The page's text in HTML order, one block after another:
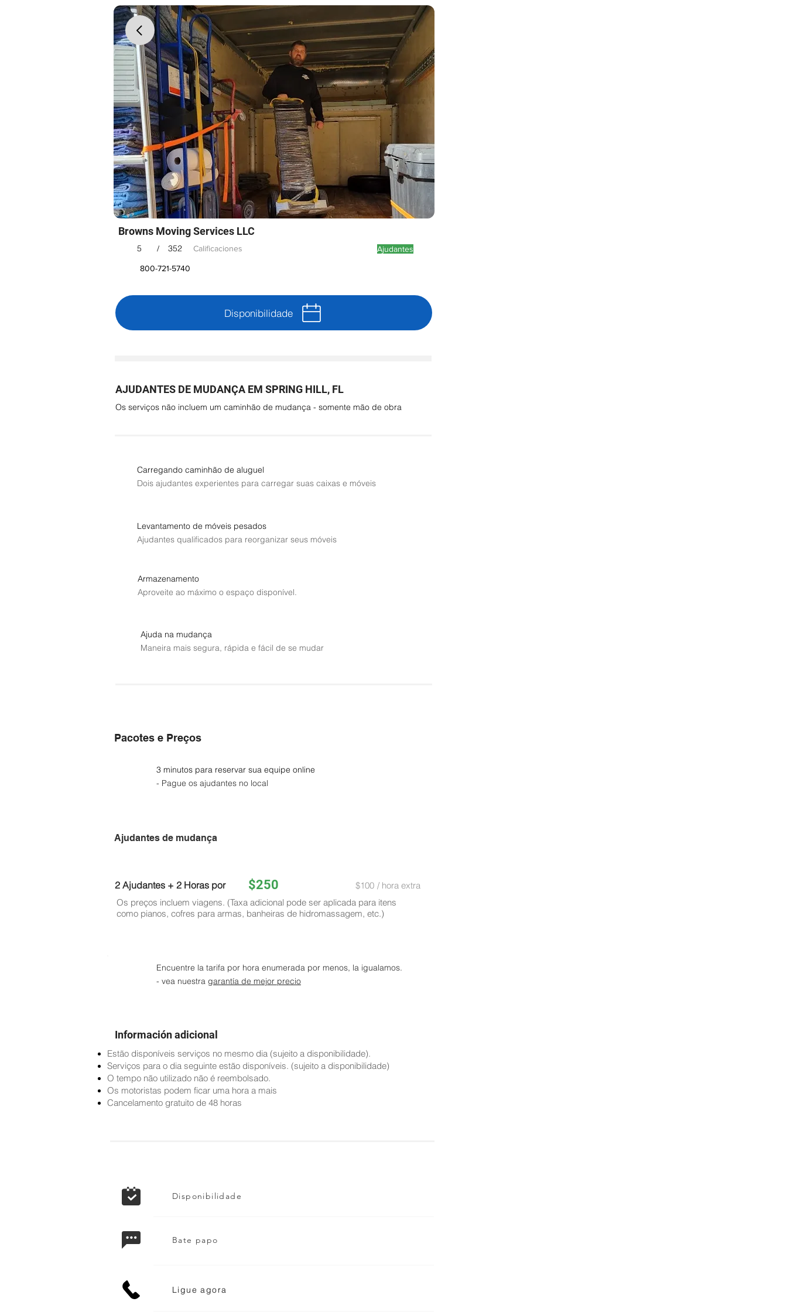
Browns Moving Services LLC
5 / 352 Calificaciones Ajudantes
800-721-5740
Disponibilidade
AJUDANTES DE MUDANÇA EM SPRING HILL, FL
Os serviços não incluem um caminhão de mudança - somente mão de obra
Carregando caminhão de aluguel
Dois ajudantes experientes para carregar suas caixas e móveis
Levantamento de móveis pesados
Ajudantes qualificados para reorganizar seus móveis
Armazenamento
Aproveite ao máximo o espaço disponível.
Ajuda na mudança
Maneira mais segura, rápida e fácil de se mudar
Pacotes e Preços
3 minutos para reservar sua equipe online
- Pague os ajudantes no local
Ajudantes de mudança
2 Ajudantes + 2 Horas por $250 $100 / hora extra
Os preços incluem viagens. (Taxa adicional pode ser aplicada para itens
como pianos, cofres para armas, banheiras de hidromassagem, etc.)
Encuentre la tarifa por hora enumerada por menos, la igualamos.
- vea nuestra garantía de mejor precio
Información adicional
Estão disponíveis serviços no mesmo dia (sujeito a disponibilidade).
Serviços para o dia seguinte estão disponíveis. (sujeito a disponibilidade)
O tempo não utilizado não é reembolsado.
Os motoristas podem ficar uma hora a mais
Cancelamento gratuito de 48 horas
Disponibilidade
Bate papo
Ligue agora